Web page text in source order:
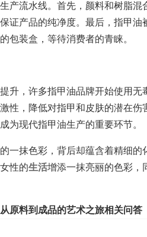
产流水线。首先，颜料和树脂混
证产品的纯净度。最后，指甲油
包装盒，等待消费者的青睐。
升，许多指甲油品牌开始使用
性，降低对指甲和皮肤的潜在伤
为现代指甲油生产的重要环节。
一抹色彩，背后却蕴含着精细
性的生活增添一抹亮丽的色彩，
原料到成品的艺术之旅相关问答